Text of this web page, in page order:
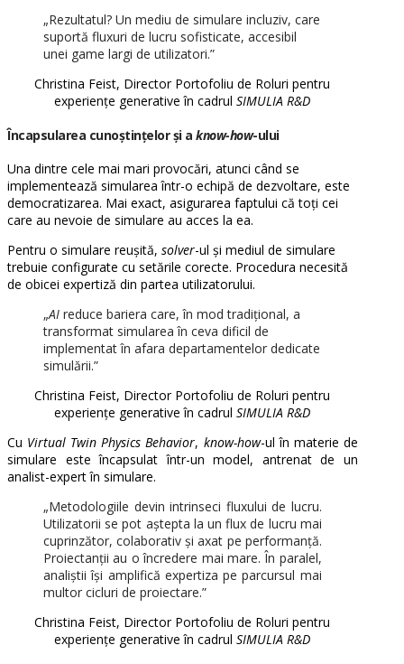
„Rezultatul? Un mediu de simulare incluziv, care
suportă fluxuri de lucru sofisticate, accesibil
unei game largi de utilizatori.”
Christina Feist, Director Portofoliu de Roluri pentru
experiențe generative în cadrulSIMULIA R&D
Încapsularea cunoștințelor și aknow-how-ului
Una dintre cele mai mari provocări, atunci când se
implementează simularea într-o echipă de dezvoltare, este
democratizarea. Mai exact, asigurarea faptului că toți cei
care au nevoie de simulare au acces la ea.
Pentru o simulare reușită, solver-ul și mediul de simulare
trebuie configurate cu setările corecte. Procedura necesită
de obicei expertiză din partea utilizatorului.
„AI reduce bariera care, în mod tradițional, a
transformat simularea în ceva dificil de
implementat în afara departamentelor dedicate
simulării.”
Christina Feist, Director Portofoliu de Roluri pentru
experiențe generative în cadrulSIMULIA R&D
Cu Virtual Twin Physics Behavior, know-how-ul în materie de
simulare este încapsulat într-un model, antrenat de un
analist-expert în simulare.
„Metodologiile devin intrinseci fluxului de lucru.
Utilizatorii se pot aștepta la un flux de lucru mai
cuprinzător, colaborativ și axat pe performanță.
Proiectanții au o încredere mai mare. În paralel,
analiștii își amplifică expertiza pe parcursul mai
multor cicluri de proiectare.”
Christina Feist, Director Portofoliu de Roluri pentru
experiențe generative în cadrulSIMULIA R&D